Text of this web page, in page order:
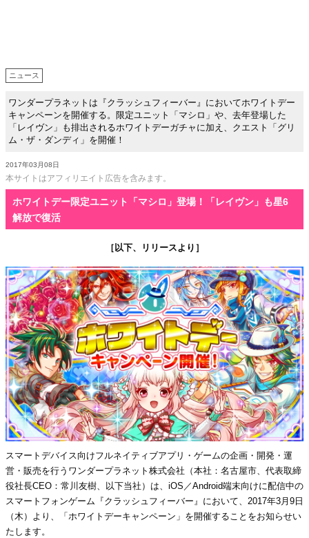
ニュース
ワンダープラネットは『クラッシュフィーバー』においてホワイトデー
キャンペーンを開催する。限定ユニット「マシロ」や、去年登場した
「レイヴン」も排出されるホワイトデーガチャに加え、クエスト「グリ
ム・ザ・ダンディ」を開催！
2017年03月08日
本サイトはアフィリエイト広告を含みます。
ホワイトデー限定ユニット「マシロ」登場！「レイヴン」も星6
解放で復活
［以下、リリースより］
スマートデバイス向けフルネイティブアプリ・ゲームの企画・開発・運
営・販売を行うワンダープラネット株式会社（本社：名古屋市、代表取締
役社長CEO：常川友樹、以下当社）は、iOS／Android端末向けに配信中の
スマートフォンゲーム『クラッシュフィーバー』において、2017年3月9日
（木）より、「ホワイトデーキャンペーン」を開催することをお知らせい
たします。